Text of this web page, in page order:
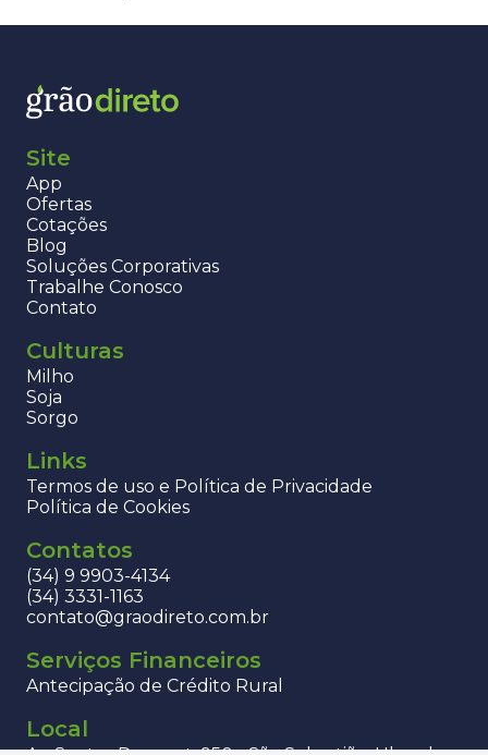
Site
App
Ofertas
Cotações
Blog
Soluções Corporativas
Trabalhe Conosco
Contato
Culturas
Milho
Soja
Sorgo
Links
Termos de uso e Política de Privacidade
Política de Cookies
Contatos
(34) 9 9903-4134
(34) 3331-1163
contato@graodireto.com.br
Serviços Financeiros
Antecipação de Crédito Rural
Local